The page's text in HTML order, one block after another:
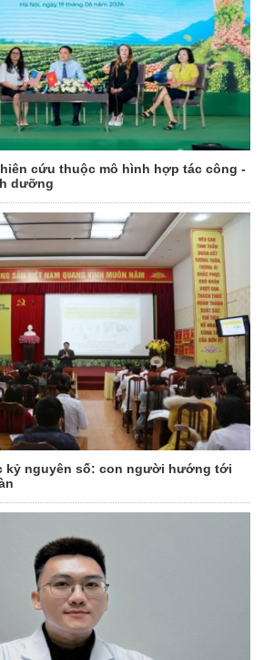
cứu thuộc mô hình hợp tác công -
dưỡng
kỷ nguyên số: con người hướng tới